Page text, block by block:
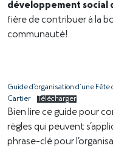
développement social
fière de contribuer à la
communauté!
Guide d’organisation d’une
Cartier
Télécharger
Bien lire ce guide pour
règles qui peuvent
phrase-clé pour